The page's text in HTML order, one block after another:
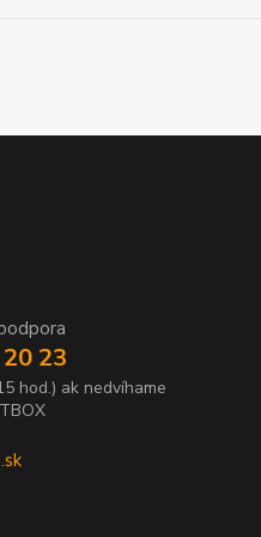
23
hod.) ak nedvíhame